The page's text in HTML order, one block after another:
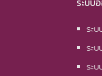
ระ
ระ
ระ